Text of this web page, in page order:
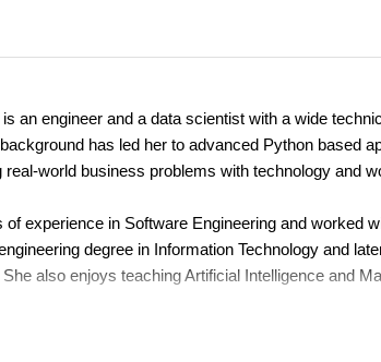
an engineer and a data scientist with a wide
has led her to advanced Python based
real-world business problems with technology and
of experience in Software Engineering and worked
degree in Information Technology and
also enjoys teaching Artificial Intelligence and